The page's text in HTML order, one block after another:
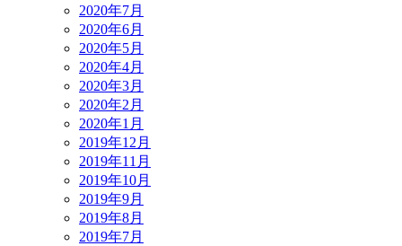
2020年7月
2020年6月
2020年5月
2020年4月
2020年3月
2020年2月
2020年1月
2019年12月
2019年11月
2019年10月
2019年9月
2019年8月
2019年7月